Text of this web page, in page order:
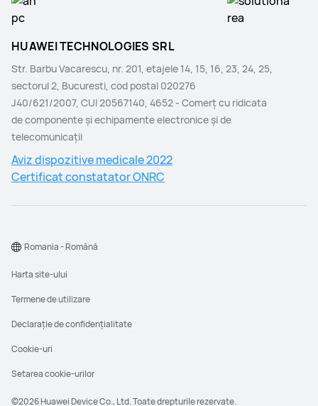
HUAWEI TECHNOLOGIES SRL
Str. Barbu Vacarescu, nr. 201, etajele 14, 15, 16, 23, 24, 25,
sectorul 2, Bucuresti, cod postal 020276
J40/621/2007, CUI 20567140, 4652 - Comerţ cu ridicata
de componente şi echipamente electronice şi de
telecomunicaţii
Aviz dispozitive medicale 2022
Certificat constatator ONRC
©2026 Huawei Device Co., Ltd. Toate drepturile rezervate.
Harta site-ului
Termene de utilizare
Declarație de confidențialitate
Cookie-uri
Setarea cookie-urilor
Romania - Română